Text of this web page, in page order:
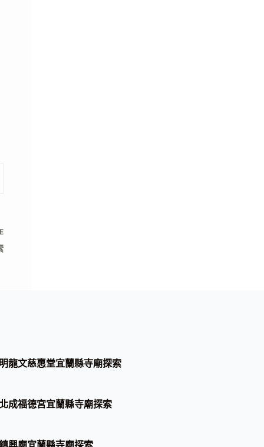
龍文慈惠堂宜蘭縣寺廟探索
成福德宮宜蘭縣寺廟探索